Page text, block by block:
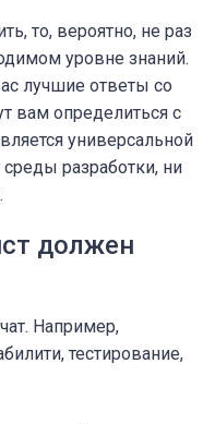
то, вероятно, не раз
уровне знаний.
лучшие ответы со
вам определиться с
универсальной
среды разработки, ни
должен
Например,
тестирование,